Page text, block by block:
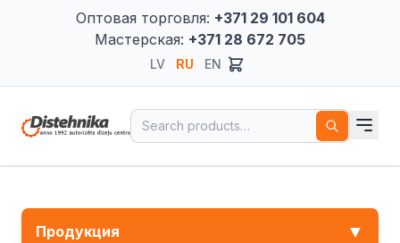
Оптовая торговля: +371 29 101 604
Мастерская: +371 28 672 705
LV RU EN
Search for:
Продукция ▼